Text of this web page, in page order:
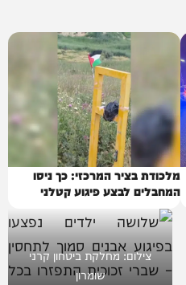
מלכודת בציר המרכזי: כך ניסו
המחבלים לבצע פיגוע קטלני
צילום: מחלקת ביטחון קרני
שומרון